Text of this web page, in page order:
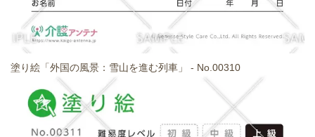
塗り絵「外国の風景：雪山を進む列車」 - No.00310